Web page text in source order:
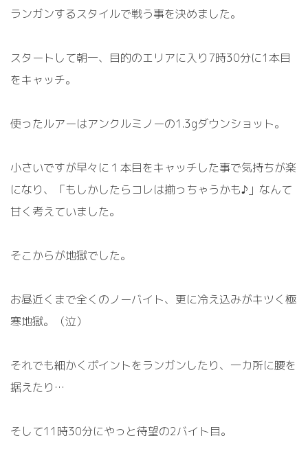
ランガンするスタイルで戦う事を決めました。
スタートして朝一、 目的のエリアに入り7時30分に1本目
をキャッチ。
使ったルアーはアンクルミノーの1.3gダウンショット。
小さいですが早々に１本目をキャッチした事で気持ちが楽
になり、
「もしかしたらコレは揃っちゃうかも♪ 」 なんて
甘く考えていました。
そこからが地獄でした。
お昼近くまで全くのノーバイト、更に冷え込みがキツく極
寒地獄。 （泣）
それでも細かくポイントをランガンしたり、一カ所に腰を
据えたり…
そして1 1 時30分にやっと待望の2バイト目。